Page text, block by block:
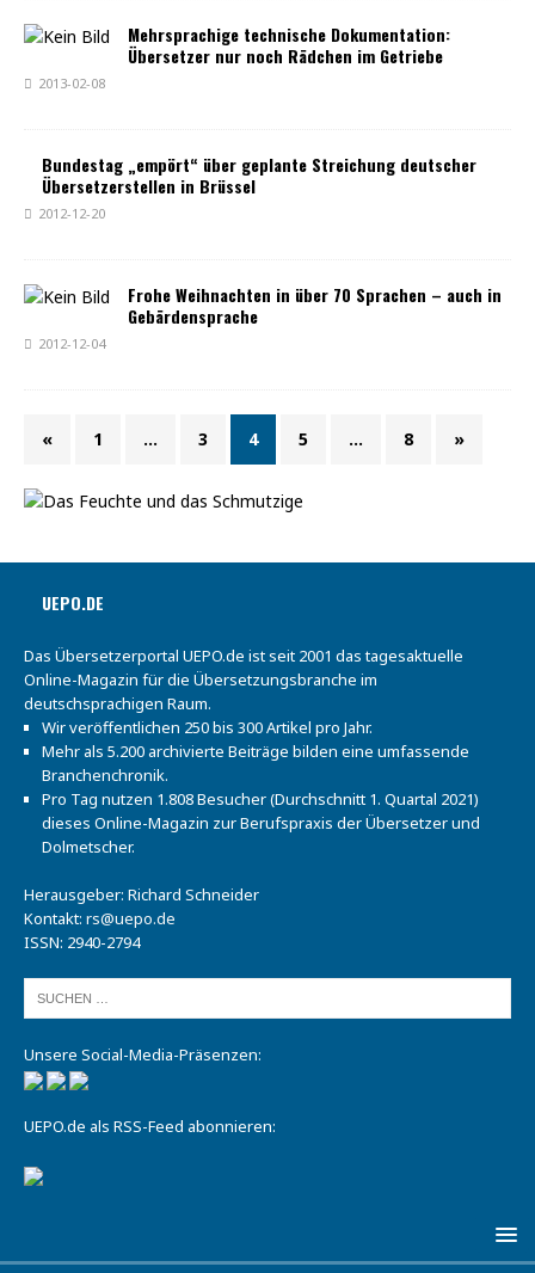
Mehrsprachige technische Dokumentation:
Übersetzer nur noch Rädchen im Getriebe
2013-02-08
Bundestag „empört“ über geplante Streichung deutscher
Übersetzerstellen in Brüssel
2012-12-20
Frohe Weihnachten in über 70 Sprachen – auch in
Gebärdensprache
2012-12-04
« 1 … 3 4 5 … 8 »
UEPO.DE
Das Übersetzerportal UEPO.de ist seit 2001 das tagesaktuelle
Online-Magazin für die Übersetzungsbranche im
deutschsprachigen Raum.
Wir veröffentlichen 250 bis 300 Artikel pro Jahr.
Mehr als 5.200 archivierte Beiträge bilden eine umfassende
Branchenchronik.
Pro Tag nutzen 1.808 Besucher (Durchschnitt 1. Quartal 2021)
dieses Online-Magazin zur Berufspraxis der Übersetzer und
Dolmetscher.
Herausgeber: Richard Schneider
Kontakt: rs@uepo.de
ISSN: 2940-2794
Unsere Social-Media-Präsenzen:
UEPO.de als RSS-Feed abonnieren: